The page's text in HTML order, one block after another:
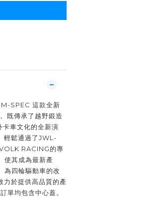
SPEC 這款全新
既傳承了越野鍛造
車文化的全新演
輕鬆通過了JWL-
RACING的專
使其成為最新產
為四輪驅動車的改
於提供高品質的產
單均包含中心蓋。